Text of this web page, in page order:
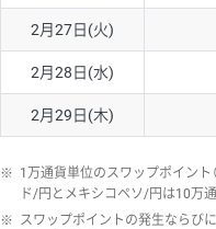
2月27日(火)
2月28日(水)
2月29日(木)
※ 1万通貨単位のスワップポイン
ド/円とメキシコペソ/円は10万通
※ スワップポイントの発生ならび